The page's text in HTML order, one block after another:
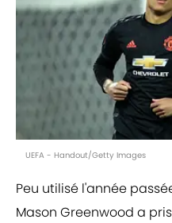
UEFA - Handout/Getty Images
Peu utilisé l'année
Mason Greenwood a